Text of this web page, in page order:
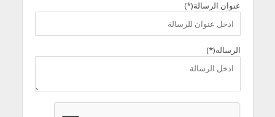
عنوان الرسالة(*)
الرسالة(*)